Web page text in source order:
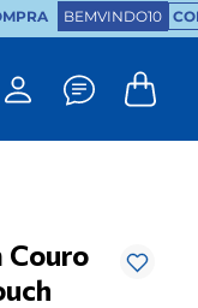
BEMVINDO10
Couro